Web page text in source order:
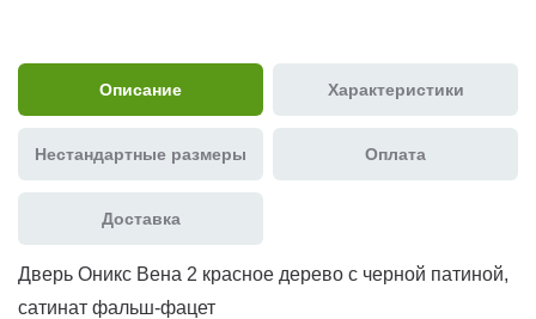
Описание Характеристики
Нестандартные размеры Оплата
Доставка
Дверь Оникс Вена 2 красное дерево с черной патиной,
сатинат фальш-фацет